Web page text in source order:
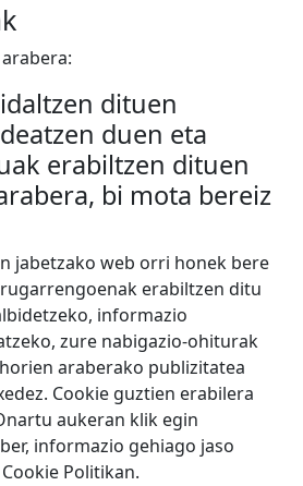
dituen
duen eta
erabiltzen dituen
bi mota bereiz
jabetzako web orri honek bere
erabiltzen ditu
informazio
zure nabigazio-ohiturak
araberako publizitatea
Cookie guztien erabilera
aukeran klik egin
informazio gehiago jaso
Politikan.